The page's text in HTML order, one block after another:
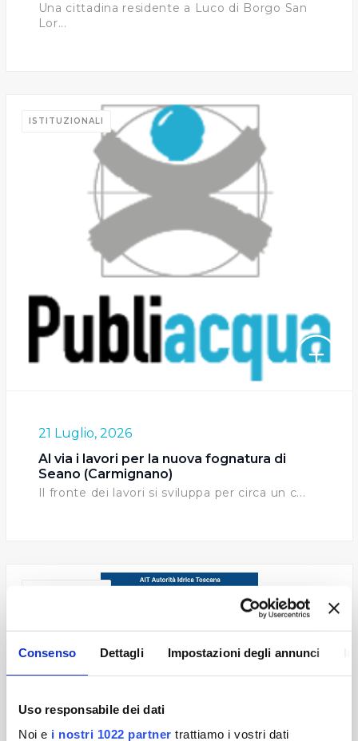
Consenso Dettagli Impostazioni degli annunci
Uso responsabile dei dati
Noi e i nostri 1022 partner trattiamo i vostri dati
Una cittadina residente a Luco di Borgo San
Lor...
ISTITUZIONALI
21 Luglio, 2026
Al via i lavori per la nuova fognatura di
Seano (Carmignano)
Il fronte dei lavori si sviluppa per circa un c...